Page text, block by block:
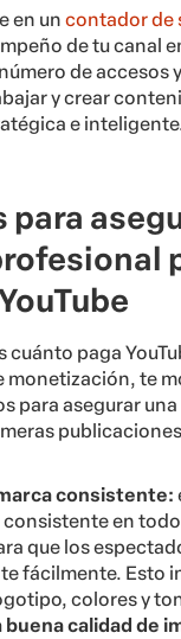
en un contador de
de tu canal
de accesos
y crear
e
para
cuánto paga
monetización, te
para asegurar
consistente:
consistente en
que los
fácilmente. Esto
colores y
buena calidad de